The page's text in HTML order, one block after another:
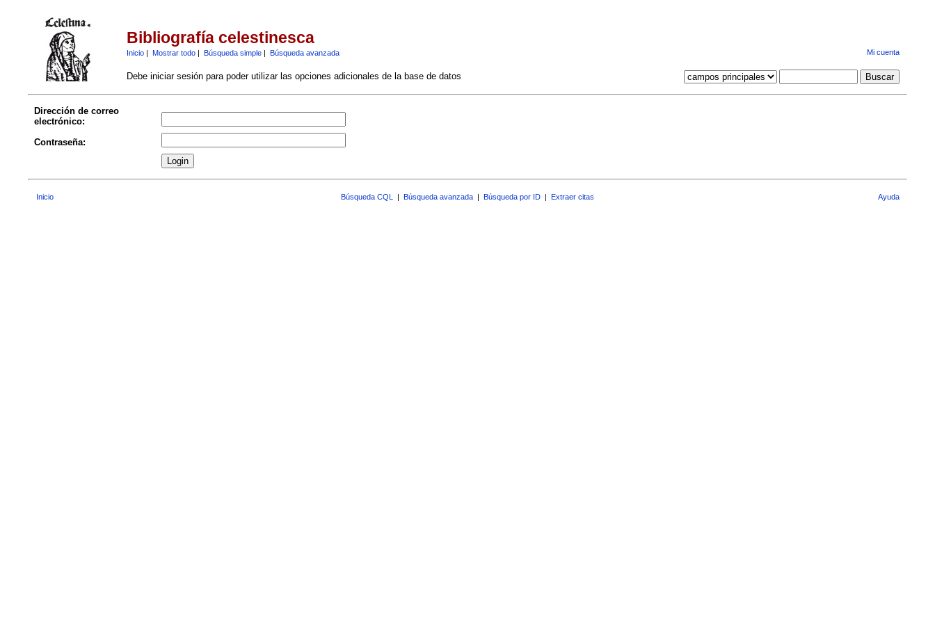
Bibliografía celestinesca
Inicio| Mostrar todo| Búsqueda simple| Búsqueda avanzada Mi cuenta
Debe iniciar sesión para poder utilizar las opciones adicionales de la base de datos
Dirección de correo
electrónico:
Contraseña:
Inicio Búsqueda CQL | Búsqueda avanzada | Búsqueda por ID | Extraer citas Ayuda